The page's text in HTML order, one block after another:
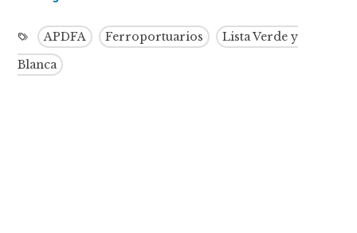
APDFA Ferroportuarios
Lista Verde y
Blanca